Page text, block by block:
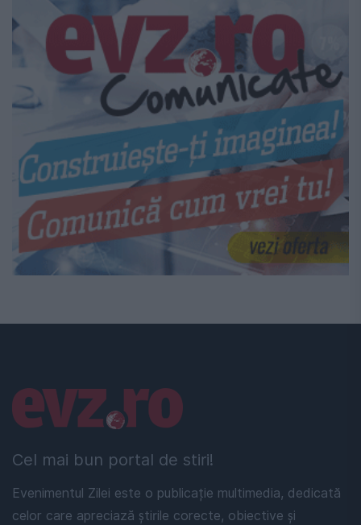
Cel mai bun portal de stiri!
Evenimentul Zilei este o publicație multimedia, dedicată
celor care apreciază știrile corecte, obiective și
Linkuri utile